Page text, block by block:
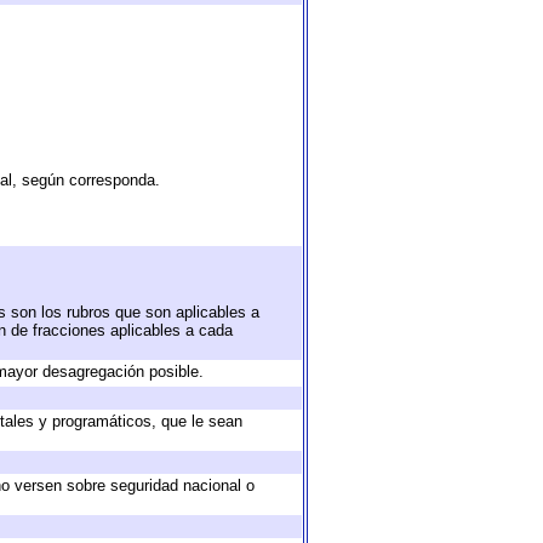
según corresponda.
son los rubros que son aplicables a
de fracciones aplicables a cada
desagregación posible.
y programáticos, que le sean
versen sobre seguridad nacional o